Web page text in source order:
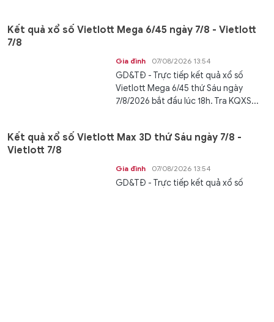
Kết quả xổ số Vietlott Mega 6/45 ngày 7/8 - Vietlott
7/8
Gia đình 07/08/2026 13:54
GD&TĐ - Trực tiếp kết quả xổ số
Vietlott Mega 6/45 thứ Sáu ngày
7/8/2026 bắt đầu lúc 18h. Tra KQXS...
Kết quả xổ số Vietlott Max 3D thứ Sáu ngày 7/8 -
Vietlott 7/8
Gia đình 07/08/2026 13:54
GD&TĐ - Trực tiếp kết quả xổ số